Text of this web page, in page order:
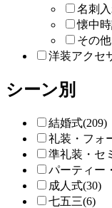
名刺
懐中
その
洋装アクセ
シーン別
結婚式(209)
礼装・フォ
準礼装・セ
パーティー
成人式(30)
七五三(6)